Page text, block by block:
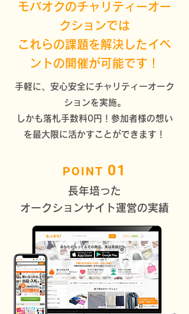
モバオクのチャリティーオー
クションでは
これらの課題を解決したイベ
ントの開催が可能です！
手軽に、安心安全にチャリティーオーク
ションを実施。
しかも落札手数料0円！参加者様の想い
を最大限に活かすことができます！
POINT 01
長年培った
オークションサイト運営の実績